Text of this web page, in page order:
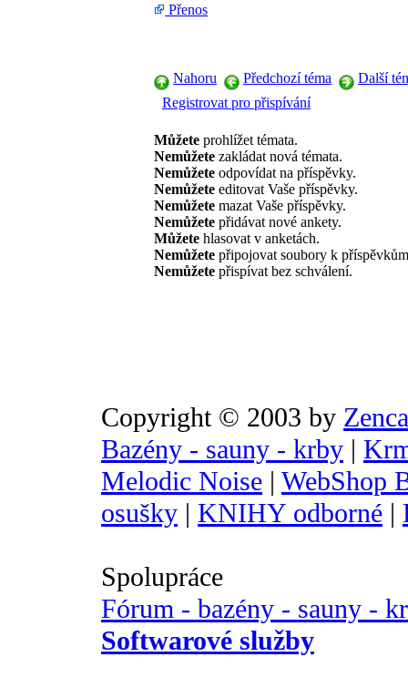
Přenos
Nahoru Předchozí téma
Další
Registrovat pro přispívání
Můžete prohlížet témata.
Nemůžete zakládat nová témata.
Nemůžete odpovídat na příspěvky.
Nemůžete editovat Vaše příspěvky.
Nemůžete mazat Vaše příspěvky.
Nemůžete přidávat nové ankety.
Můžete hlasovat v anketách.
Nemůžete připojovat soubory k
Nemůžete přispívat bez schválení.
Copyright © 2003 by
Bazény - sauny - krby |
Melodic Noise | WebShop
osušky | KNIHY odborné |
Spolupráce
Fórum - bazény - sauny -
Softwarové služby